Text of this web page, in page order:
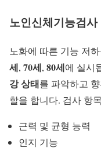
노인신체기능검사
노화에 따른 기능 저
세, 70세, 80세에 실시
강 상태를 파악하고
할을 합니다. 검사 항
근력 및 균형 능력
인지 기능